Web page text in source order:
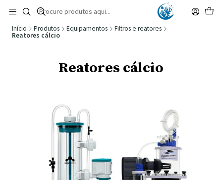
🚚 Portugal Continental: Portes Grátis desde 149,90€ (Envio extresso: 14,90€)
Ler mais
Início Produtos Equipamentos
Filtros e reatores
Reatores cálcio
Reatores cálcio